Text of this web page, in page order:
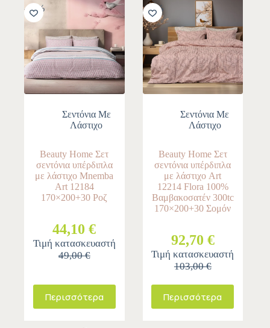
-10%
Σεντόνια Με
Λάστιχο
Beauty Home Σετ
σεντόνια υπέρδιπλα
με λάστιχο Mnemba
Art 12184
170×200+30 Ροζ
44,10 €
Τιμή κατασκευαστή
49,00 €
Περισσότερα
-10%
Σεντόνια Με
Λάστιχο
Beauty Home Σετ
σεντόνια υπέρδιπλα
με λάστιχο Art
12214 Flora 100%
Βαμβακοσατέν 300tc
170×200+30 Σομόν
92,70 €
Τιμή κατασκευαστή
103,00 €
Περισσότερα